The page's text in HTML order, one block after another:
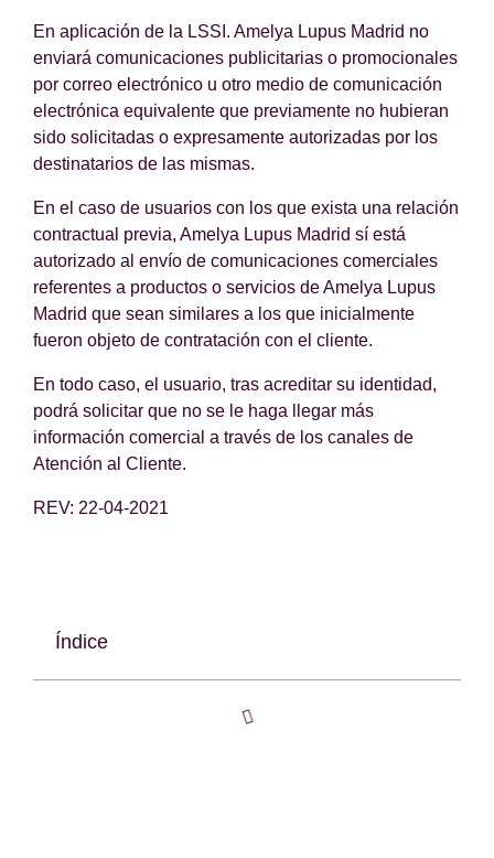
En aplicación de la LSSI. Amelya Lupus Madrid no
enviará comunicaciones publicitarias o promocionales
por correo electrónico u otro medio de comunicación
electrónica equivalente que previamente no hubieran
sido solicitadas o expresamente autorizadas por los
destinatarios de las mismas.
En el caso de usuarios con los que exista una relación
contractual previa, Amelya Lupus Madrid sí está
autorizado al envío de comunicaciones comerciales
referentes a productos o servicios de Amelya Lupus
Madrid que sean similares a los que inicialmente
fueron objeto de contratación con el cliente.
En todo caso, el usuario, tras acreditar su identidad,
podrá solicitar que no se le haga llegar más
información comercial a través de los canales de
Atención al Cliente.
REV: 22-04-2021
Índice